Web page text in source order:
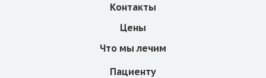
Контакты
Цены
Что мы лечим
Пациенту